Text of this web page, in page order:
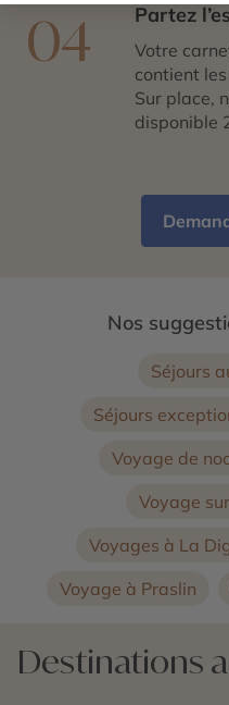
04 Partez
Votre
contient
Sur place,
disponible
Nos
Séjours
Séjours
Voyage de
Voyage
Voyages à La
Voyage à Praslin
Destinations